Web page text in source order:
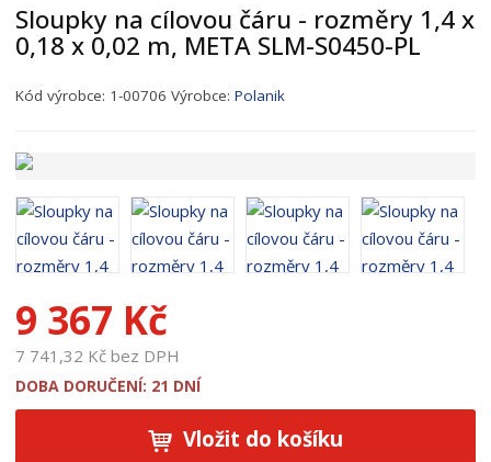
r
a
a
Sloupky na cílovou čáru - rozměry 1,4 x
0,18 x 0,02 m, META SLM-S0450-PL
K
p
o
d
u
t
u
:
1
9
Kód výrobce: 1-00706 Výrobce:Polanik
9 367 Kč
7 741,32 Kč bez DPH
DOBA DORUČENÍ: 21 DNÍ
Vložit do košíku